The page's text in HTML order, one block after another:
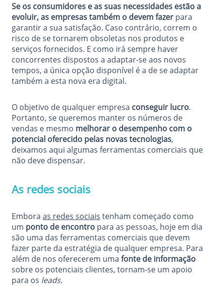
Se os consumidores e as suas necessidades estão a
evoluir, as empresas também o devem fazer para
garantir a sua satisfação. Caso contrário, correm o
risco de se tornarem obsoletas nos produtos e
serviços fornecidos. E como irá sempre haver
concorrentes dispostos a adaptar-se aos novos
tempos, a única opção disponível é a de se adaptar
também a esta nova era digital.
O objetivo de qualquer empresa conseguir lucro.
Portanto, se queremos manter os números de
vendas e mesmo melhorar o desempenho com o
potencial oferecido pelas novas tecnologias,
deixamos aqui algumas ferramentas comerciais que
não deve dispensar.
As redes sociais
Embora as redes sociais tenham começado como
um ponto de encontro para as pessoas, hoje em dia
são uma das ferramentas comerciais que devem
fazer parte da estratégia de qualquer empresa. Para
além de nos oferecerem uma fonte de informação
sobre os potenciais clientes, tornam-se um apoio
para os leads.